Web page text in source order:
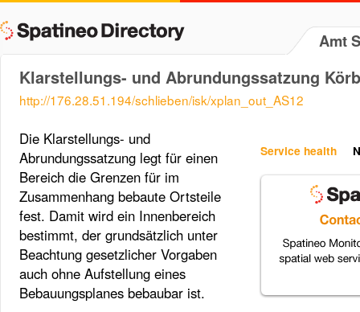
Amt
Klarstellungs- und Abrundungssatzung
http://176.28.51.194/schlieben/isk/xplan_out_AS12
Service health
Die Klarstellungs- und
Abrundungssatzung legt für einen
Bereich die Grenzen für im
Zusammenhang bebaute Ortsteile
fest. Damit wird ein Innenbereich
bestimmt, der grundsätzlich unter
Beachtung gesetzlicher Vorgaben
auch ohne Aufstellung eines
Bebauungsplanes bebaubar ist.